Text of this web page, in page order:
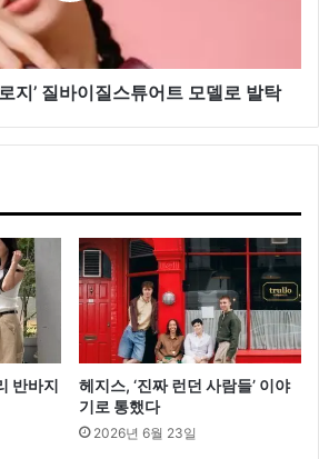
지’ 질바이질스튜어트 모델로 발탁
반바지
헤지스, ‘진짜 런던 사람들’ 이야
기로 통했다
2026년 6월 23일